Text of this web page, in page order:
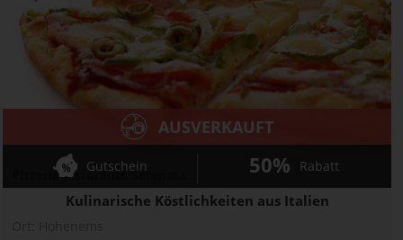
Pizzeria Ristorante Serenata
Kulinarische Köstlichkeiten aus Italien
AUSVERKAUFT
Gutschein 50% Rabatt